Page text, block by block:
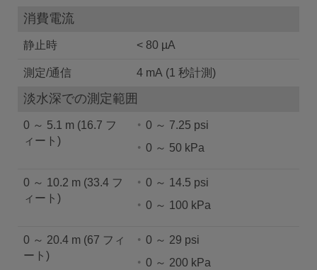
消費電流
静止時 < 80 µA
測定/通信 4 mA (1 秒計測)
淡水深での測定範囲
0 ～ 5.1 m (16.7 フ
ィート)
0 ～ 7.25 psi
0 ～ 50 kPa
0 ～ 10.2 m (33.4 フ
ィート)
0 ～ 14.5 psi
0 ～ 100 kPa
0 ～ 20.4 m (67 フィ
ート)
0 ～ 29 psi
0 ～ 200 kPa